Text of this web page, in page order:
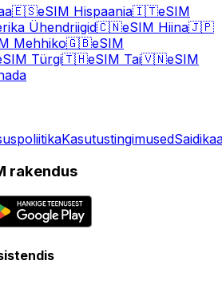
🇪🇸eSIM Hispaania🇮🇹eSIM
Ühendriigid🇨🇳eSIM Hiina🇯🇵
Mehhiko🇬🇧eSIM
Türgi🇹🇭eSIM Tai🇻🇳eSIM
Kasutustingimused
rakendus